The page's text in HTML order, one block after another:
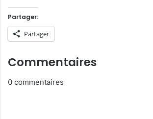
Partager:
Partager
Commentaires
0 commentaires